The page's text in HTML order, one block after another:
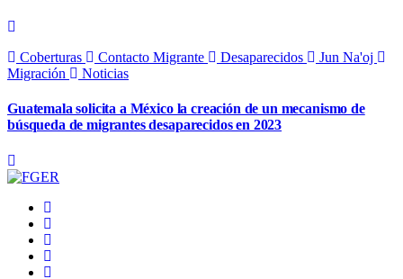
Coberturas Contacto Migrante Desaparecidos
Jun Na'oj
Migración
Noticias
Guatemala solicita a México la creación de un mecanismo de
búsqueda de migrantes desaparecidos en 2023